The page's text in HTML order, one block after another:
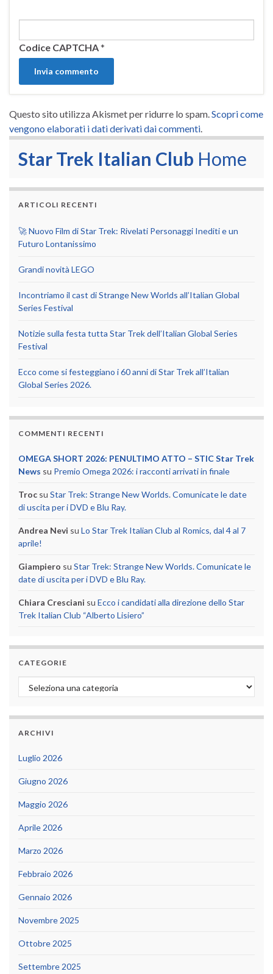
Codice CAPTCHA*
Questo sito utilizza Akismet per ridurre lo spam. Scopri come
vengono elaborati i dati derivati dai commenti
Star Trek Italian Club Home
ARTICOLI RECENTI
🚀 Nuovo Film di Star Trek: Rivelati Personaggi Inediti e un
Futuro Lontanissimo
Grandi novità LEGO
Incontriamo il cast di Strange New Worlds all’Italian Global
Series Festival
Notizie sulla festa tutta Star Trek dell’Italian Global Series
Festival
Ecco come si festeggiano i 60 anni di Star Trek all’Italian
Global Series 2026.
COMMENTI RECENTI
OMEGA SHORT 2026: PENULTIMO ATTO – STIC Star Trek
News su Premio Omega 2026: i racconti arrivati in finale
Troc su Star Trek: Strange New Worlds. Comunicate le date
di uscita per i DVD e Blu Ray.
Andrea Nevi su Lo Star Trek Italian Club al Romics, dal 4 al 7
aprile!
Giampiero su Star Trek: Strange New Worlds. Comunicate le
date di uscita per i DVD e Blu Ray.
Chiara Cresciani su Ecco i candidati alla direzione dello Star
Trek Italian Club “Alberto Lisiero”
CATEGORIE
Categorie
ARCHIVI
Luglio 2026
Giugno 2026
Maggio 2026
Aprile 2026
Marzo 2026
Febbraio 2026
Gennaio 2026
Novembre 2025
Ottobre 2025
Settembre 2025